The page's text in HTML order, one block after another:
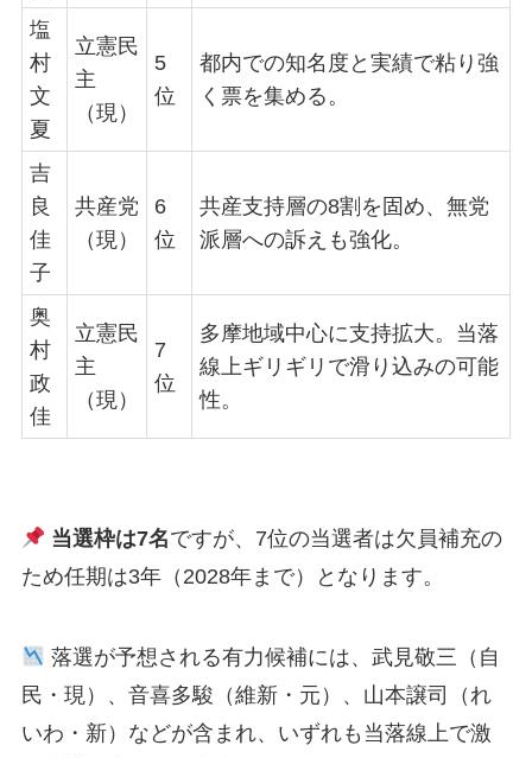
塩
村
文
夏
立憲民
主
（現）
5
位
都内での知名度と実績で粘り強
く票を集める。
吉
良
佳
子
共産党
（現）
6
位
共産支持層の8割を固め、無党
派層への訴えも強化。
奥
村
政
佳
立憲民
主
（現）
7
位
多摩地域中心に支持拡大。当落
線上ギリギリで滑り込みの可能
性。
当選枠は7名ですが、7位の当選者は欠員補充の
ため任期は3年（2028年まで）となります。
落選が予想される有力候補には、武見敬三（自
民・現）、音喜多駿（維新・元）、山本譲司（れ
いわ・新）などが含まれ、いずれも当落線上で激